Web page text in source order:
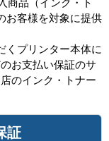
お客様を対象に提供
くプリンター本体に
お支払い保証のサ
のインク・トナー
証